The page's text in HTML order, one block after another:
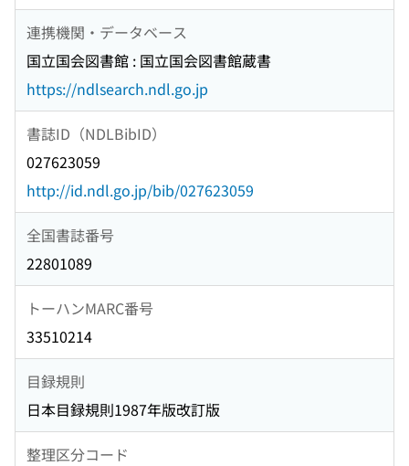
連携機関・データベース
国立国会図書館 : 国立国会図書館蔵書
https://ndlsearch.ndl.go.jp
書誌ID（NDLBibID）
027623059
http://id.ndl.go.jp/bib/027623059
全国書誌番号
22801089
トーハンMARC番号
33510214
目録規則
日本目録規則1987年版改訂版
整理区分コード